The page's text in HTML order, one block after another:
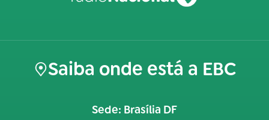
Saiba onde está a EBC
Sede: Brasília DF